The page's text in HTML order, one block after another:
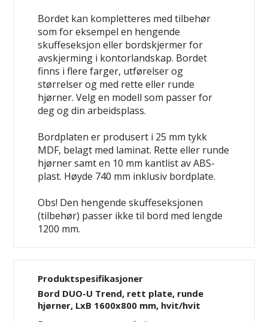
Bordet kan kompletteres med tilbehør
som for eksempel en hengende
skuffeseksjon eller bordskjermer for
avskjerming i kontorlandskap. Bordet
finns i flere farger, utførelser og
størrelser og med rette eller runde
hjørner. Velg en modell som passer for
deg og din arbeidsplass.
Bordplaten er produsert i 25 mm tykk
MDF, belagt med laminat. Rette eller runde
hjørner samt en 10 mm kantlist av ABS-
plast. Høyde 740 mm inklusiv bordplate.
Obs! Den hengende skuffeseksjonen
(tilbehør) passer ikke til bord med lengde
1200 mm.
Produktspesifikasjoner
Bord DUO-U Trend, rett plate, runde
hjørner, LxB 1600x800 mm, hvit/hvit